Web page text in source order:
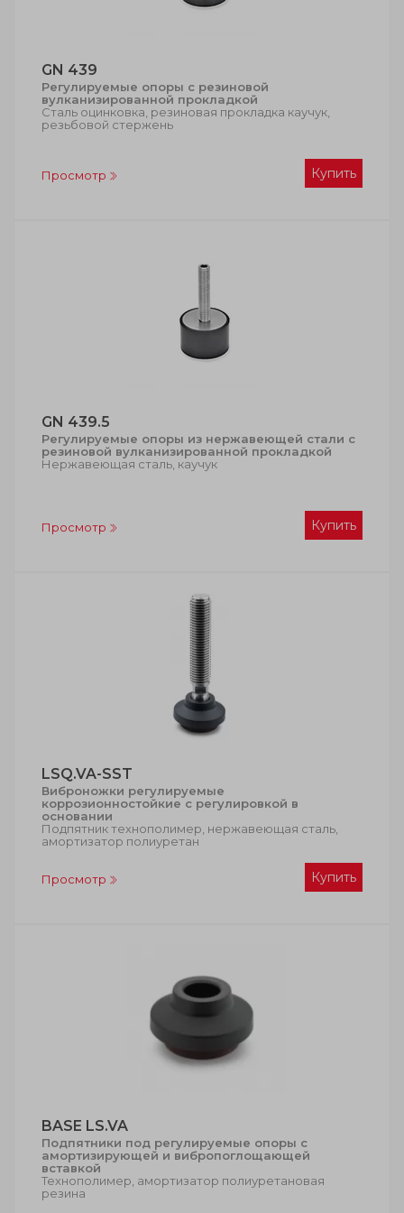
GN 439
Регулируемые опоры с резиновой
вулканизированной прокладкой
Сталь оцинковка, резиновая прокладка каучук,
резьбовой стержень
Просмотр Купить
GN 439.5
Регулируемые опоры из нержавеющей стали с
резиновой вулканизированной прокладкой
Нержавеющая сталь, каучук
Просмотр Купить
LSQ.VA-SST
Виброножки регулируемые
коррозионностойкие с регулировкой в
основании
Подпятник технополимер, нержавеющая сталь,
амортизатор полиуретан
Просмотр Купить
BASE LS.VA
Подпятники под регулируемые опоры с
амортизирующей и вибропоглощающей
вставкой
Технополимер, амортизатор полиуретановая
резина